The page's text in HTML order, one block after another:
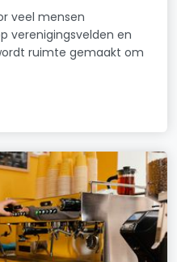
veel mensen
verenigingsvelden en
ruimte gemaakt om